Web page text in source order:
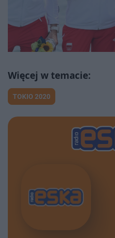
TOKIO 2020